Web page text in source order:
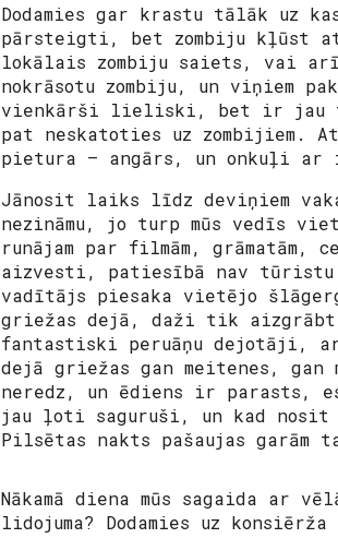
Dodamies gar krastu tālāk uz
pārsteigti, bet zombiju kļūst
lokālais zombiju saiets, vai
nokrāsotu zombiju, un viņiem
vienkārši lieliski, bet ir jau
pat neskatoties uz zombijiem.
pietura – angārs, un onkuļi ar
Jānosit laiks līdz deviņiem
nezināmu, jo turp mūs vedīs
runājam par filmām, grāmatām,
aizvesti, patiesībā nav tūristu
vadītājs piesaka vietējo
griežas dejā, daži tik
fantastiski peruāņu dejotāji, ar
dejā griežas gan meitenes,
neredz, un ēdiens ir parasts,
jau ļoti saguruši, un kad nosit
Pilsētas nakts pašaujas
Nākamā diena mūs sagaida ar
lidojuma? Dodamies uz konsiērža